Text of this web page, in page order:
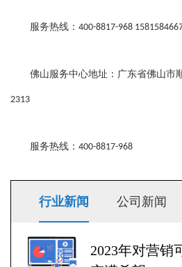
服务热线： 400-8817-968
佛山服务中心地址：广东省佛山市
2313
服务热线： 400-8817-968
行业新闻 公司新闻
2023年对营销